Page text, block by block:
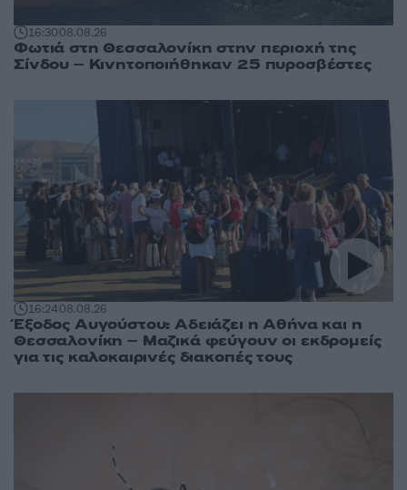
16:3008.08.26
Φωτιά στη Θεσσαλονίκη στην περιοχή της
Σίνδου – Κινητοποιήθηκαν 25 πυροσβέστες
16:2408.08.26
Έξοδος Αυγούστου: Αδειάζει η Αθήνα και η
Θεσσαλονίκη – Μαζικά φεύγουν οι εκδρομείς
για τις καλοκαιρινές διακοπές τους